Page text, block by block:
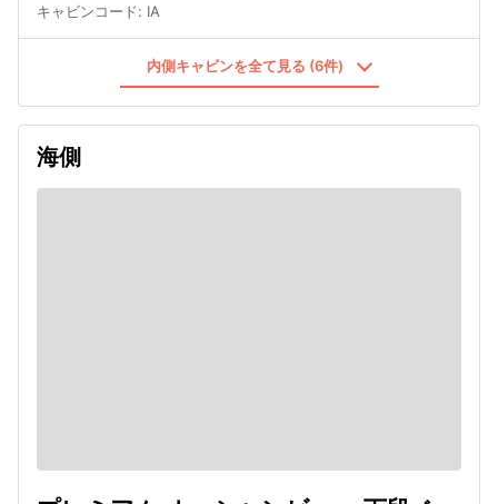
キャビンコード: IA
内側キャビンを全て見る (6件)
海側